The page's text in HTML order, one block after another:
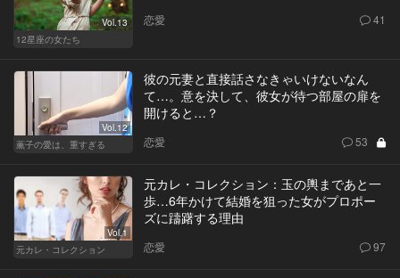
Vol.13
12星座の女たち
恋愛 41
Vol.12
薫子の愛は、重すぎる
彼の元妻と直接話さなきゃいけないなん
て…。意を決して、彼女が待つ部屋の扉を
開けると…？
恋愛 53
Vol.1
元カレ・コレクション
元カレ・コレクション：玉の輿まであと一
歩…6年かけて結婚を狙った女がプロポー
ズに躊躇する理由
恋愛 97